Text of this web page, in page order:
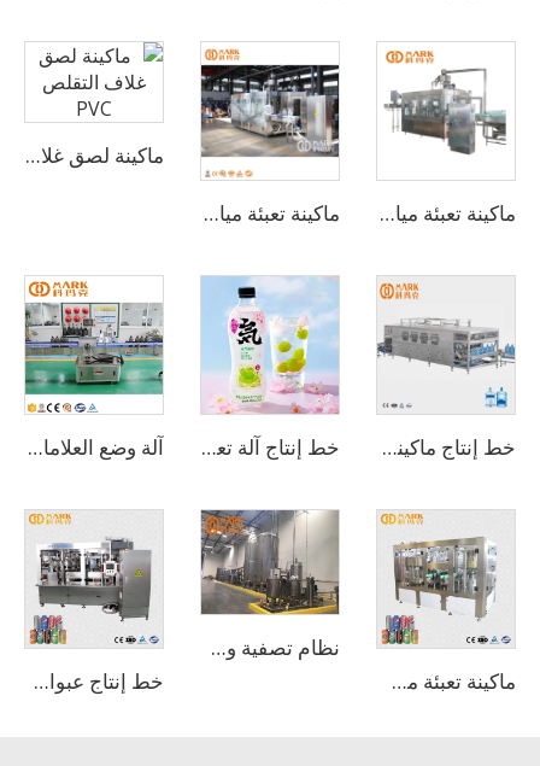
ماكينة تعبئة مياه شرب أوتوماتيكية بسعة 18000-20000 زجاجة بالساعة ماكينة تعبئة مياه نقية ومعادن بسعة 4000 زجاجة في الساعة سعة 3-10 لتر
ماكينة لصق غلاف التقلص PVC
خط إنتاج ماكينة تعبئة المياه الكاملة بسعة 100-150 عبوة/ساعة، 5 جالون، 20 لتر، مع زجاجة برميل PET خط إنتاج آلة تعبئة المشروبات الغازية CSD آلة وضع العلامات ذاتية اللصق
ماكينة تعبئة مشروبات الطاقة في علب 100-150 جم/دقيقة
نظام تصفية ومعالجة المياه بالتناضح العكسي
خط إنتاج عبوات الألمنيوم للمشروبات الغازية